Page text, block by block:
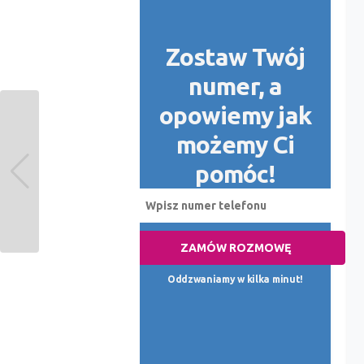
Zostaw Twój
numer, a
opowiemy jak
możemy Ci
pomóc!
ZAMÓW ROZMOWĘ
Oddzwaniamy w kilka minut!